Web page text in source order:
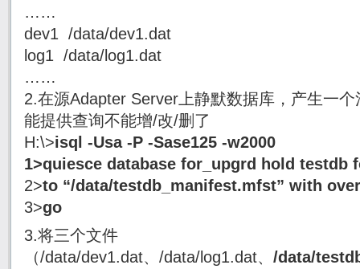
……
dev1 /data/dev1.dat
log1 /data/log1.dat
……
2.在源Adapter Server上静默数据库，产生一
能提供查询不能增/改/删了
H:\>isql -Usa -P -Sase125 -w2000
1>quiesce database for_upgrd hold testdb
2>to “/data/testdb_manifest.mfst” with
3>go
3.将三个文件
（/data/dev1.dat、/data/log1.dat、 /data/